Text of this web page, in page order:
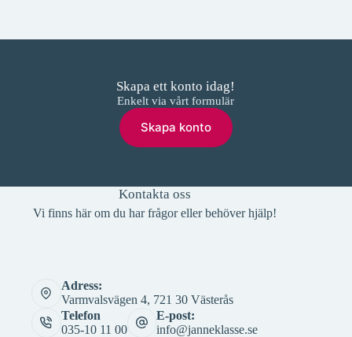
Skapa ett konto idag!
Enkelt via vårt formulär
Skapa konto
Kontakta oss
Vi finns här om du har frågor eller behöver hjälp!
Adress:
Varmvalsvägen 4, 721 30 Västerås
Telefon
035-10 11 00
E-post:
info@janneklasse.se